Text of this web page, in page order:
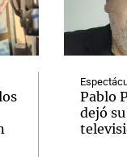
Pablo
dejó